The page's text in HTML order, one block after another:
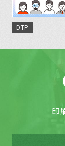
DTP
印